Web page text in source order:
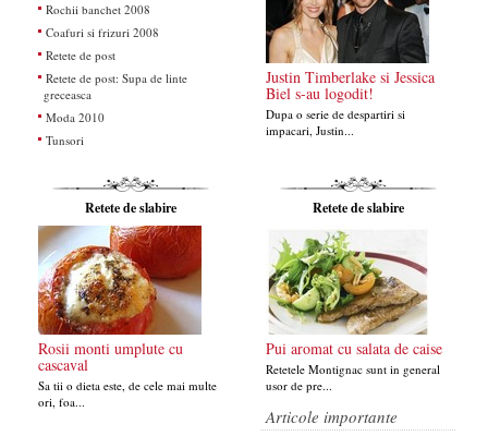
Rochii banchet 2008
Coafuri si frizuri 2008
Retete de post
Retete de post: Supa de linte
greceasca
Moda 2010
Tunsori
Justin Timberlake si Jessica
Biel s-au logodit!
Dupa o serie de despartiri si
impacari, Justin...
Retete de slabire
Rosii monti umplute cu
cascaval
Sa tii o dieta este, de cele mai multe
ori, foa...
Retete de slabire
Pui aromat cu salata de caise
Retetele Montignac sunt in general
usor de pre...
Articole importante